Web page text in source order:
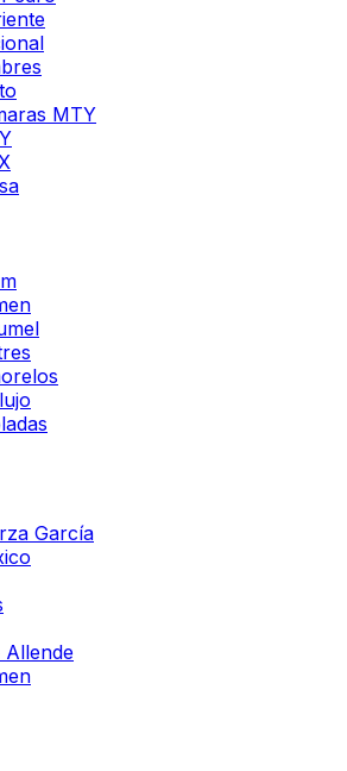
MTY
García
Allende